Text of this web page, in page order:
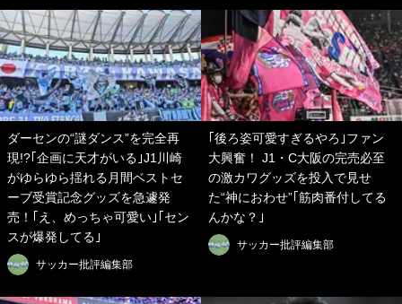
ダーセンの“謎ダンス”を完全再
現!?｢企画に天才がいる｣J1川崎
がゆらゆら揺れる月間ベストセ
ーブ受賞記念グッズを急遽発
売！｢え、めっちゃ可愛い｣｢セン
スが爆発してる｣
サッカー批評編集部
｢後ろ姿可愛すぎるやろ｣ファン
大興奮！ J1・C大阪の完売必至
の激カワグッズを投入で見せ
た“神におわせ”｢筋肉番付してる
んかな？｣
サッカー批評編集部